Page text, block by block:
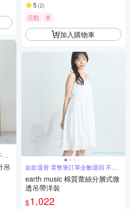
能
吊
5 (2)
活動 券
加入購物車
如欲退貨 需整筆訂單全數退回 不能
單退
earth music 棉質蕾絲分層式微
透吊帶洋裝
$1,022